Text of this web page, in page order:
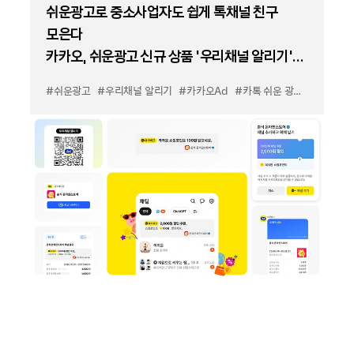
쉬운광고로 중소사업자도 쉽게 톡채널 친구
모은다
카카오, 쉬운광고 신규 상품 '우리채널 알리기'
#쉬운광고 #우리채널 알리기 #카카오Ad #카톡 쉬운 광고